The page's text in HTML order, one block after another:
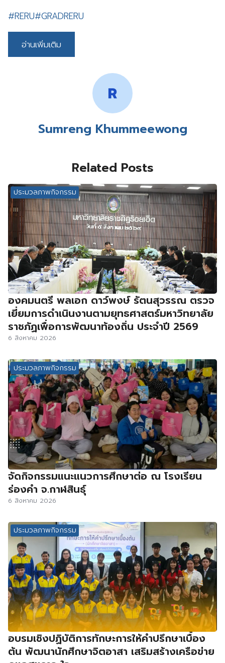
#RERU#GRADRERU
อ่านเพิ่มเติม
Sumreng Khummeewong
Related Posts
ประมวลภาพกิจกรรม
องคมนตรี พลเอก ดาว์พงษ์ รัตนสุวรรณ ตรวจ
เยี่ยมการดำเนินงานตามยุทธศาสตร์มหาวิทยาลัย
ราชภัฏเพื่อการพัฒนาท้องถิ่น ประจำปี 2569
6 สิงหาคม 2026
ประมวลภาพกิจกรรม
จัดกิจกรรมแนะแนวการศึกษาต่อ ณ โรงเรียน
ร่องคำ จ.กาฬสินธุ์
6 สิงหาคม 2026
ประมวลภาพกิจกรรม
อบรมเชิงปฏิบัติการทักษะการให้คำปรึกษาเบื้อง
ต้น พัฒนานักศึกษาจิตอาสา เสริมสร้างเครือข่าย